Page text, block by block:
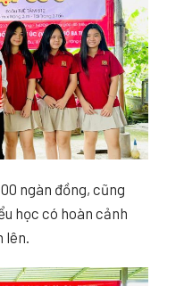
ngàn đồng, cũng
học có hoàn cảnh
lên.